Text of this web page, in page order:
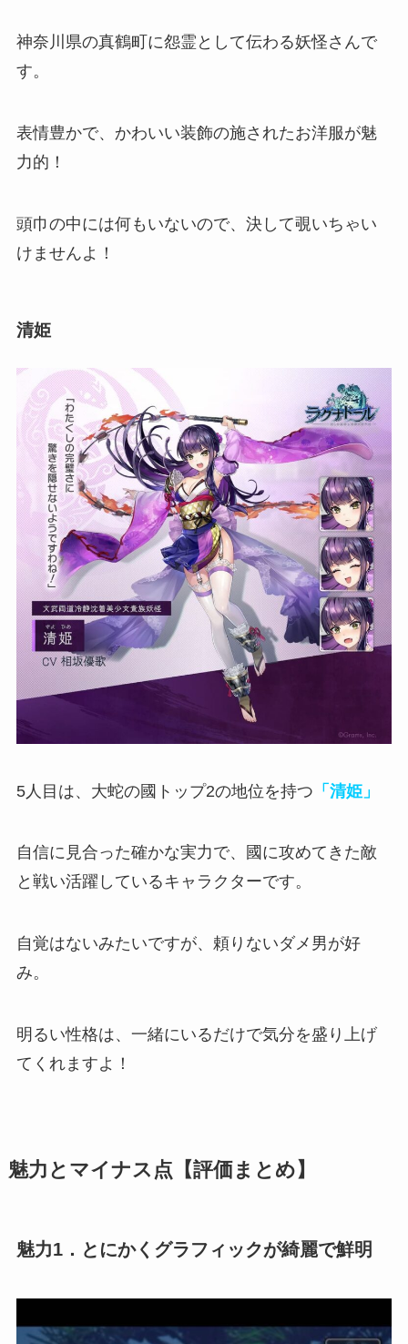
神奈川県の真鶴町に怨霊として伝わる妖怪さんで
す。
表情豊かで、 かわいい装飾の施されたお洋服が魅
力的！
頭巾の中には何もいないので、決して覗いちゃい
けませんよ！
清姫
5人目は、大蛇の國トップ2の地位を持つ 「清姫」
自信に見合った確かな実力で、國に攻めてきた敵
と戦い活躍しているキャラクターです。
自覚はないみたいですが、頼りないダメ男が好
み。
明るい性格は、 一緒にいるだけで気分を盛り上げ
てくれますよ！
魅力とマイナス点【評価まとめ】
魅力1．とにかくグラフィックが綺麗で鮮明